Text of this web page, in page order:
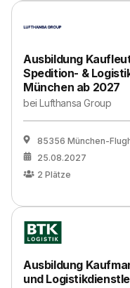
Ausbildung
Spedition- &
München ab 2027
beiLufthansa Group
85356 München-
25.08.2027
2 Plätze
Ausbildung
und